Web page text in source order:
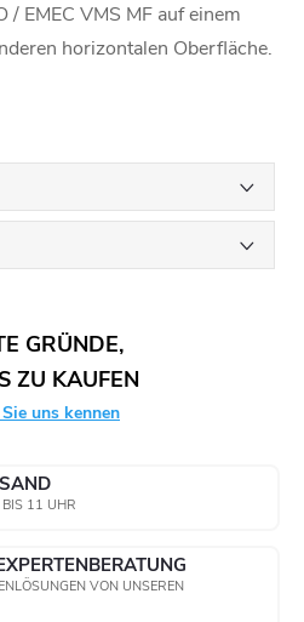
/ EMEC VMS MF auf einem
horizontalen Oberfläche.
GRÜNDE,
ZU KAUFEN
uns kennen
BIS 11 UHR
VON UNSEREN